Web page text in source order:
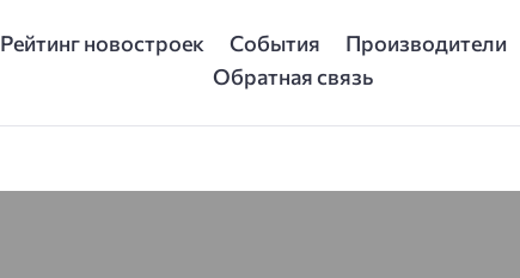
Рейтинг новостроек События Производители
Обратная связь